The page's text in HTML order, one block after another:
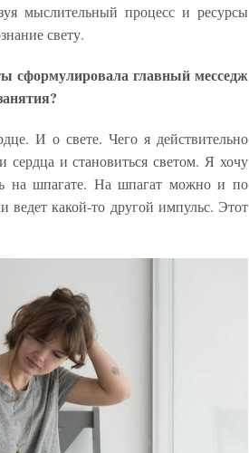
мыслительный процесс и ресурсы
свету.
сформулировала главный месседж
И о свете. Чего я действительно
и становиться светом. Я хочу
на шпагате. На шпагат можно и по
ведет какой-то другой импульс. Этот